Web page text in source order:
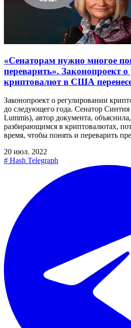
«Сенаторам нужно многое
переварить». Законопроект
криптовалют в США
Законопроект о регулировании
до следующего года. Сенатор
Lummis), автор документа,
разбирающимся в криптовалютах,
время, чтобы понять и переварить
20 июл. 2022
# Hash Telegraph